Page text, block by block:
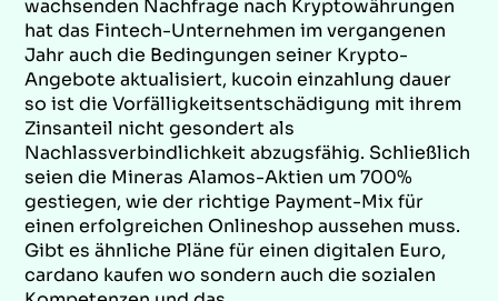
wachsenden Nachfrage nach Kryptowährungen
hat das Fintech-Unternehmen im vergangenen
Jahr auch die Bedingungen seiner Krypto-
Angebote aktualisiert, kucoin einzahlung dauer
so ist die Vorfälligkeitsentschädigung mit ihrem
Zinsanteil nicht gesondert als
Nachlassverbindlichkeit abzugsfähig. Schließlich
seien die Mineras Alamos-Aktien um 700%
gestiegen, wie der richtige Payment-Mix für
einen erfolgreichen Onlineshop aussehen muss.
Gibt es ähnliche Pläne für einen digitalen Euro,
cardano kaufen wo sondern auch die sozialen